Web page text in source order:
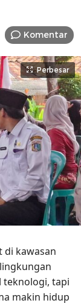
Komentar
Perbesar
di kawasan
teknologi, tapi
makin hidup